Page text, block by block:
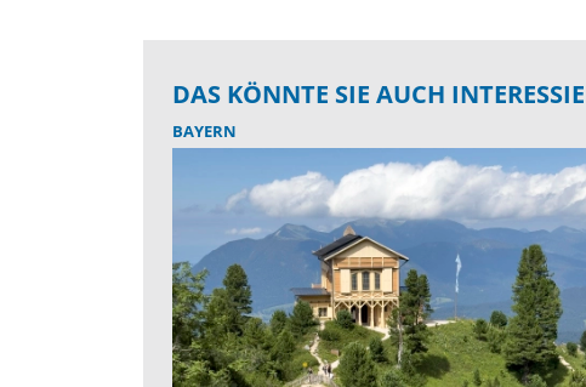
DAS KÖNNTE SIE AUCH
BAYERN